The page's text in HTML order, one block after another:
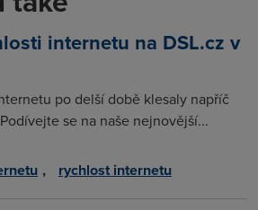
internetu na DSL.cz v
po delší době klesaly napříč
se na naše nejnovější...
, rychlost internetu